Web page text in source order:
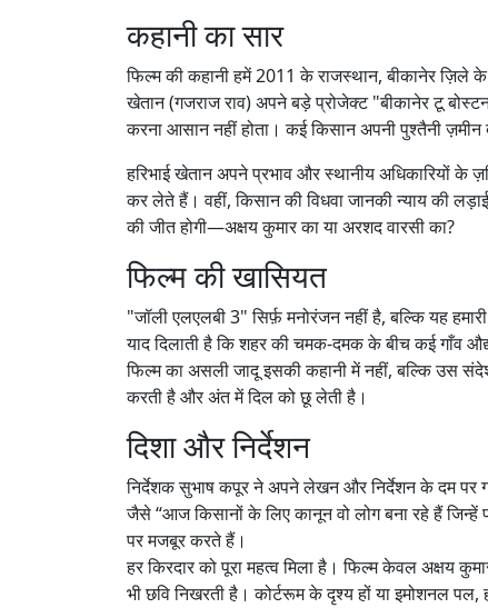
कहानी का सार
फिल्म की कहानी हमें 2011 के राजस्थान, बीकानेर ज़िले के
खेतान (गजराज राव) अपने बड़े प्रोजेक्ट "बीकानेर टू
करना आसान नहीं होता। कई किसान अपनी पुश्तैनी
हरिभाई खेतान अपने प्रभाव और स्थानीय अधिकारियों के
कर लेते हैं। वहीं, किसान की विधवा जानकी न्याय की
की जीत होगी—अक्षय कुमार का या अरशद वारसी का?
फिल्म की खासियत
"जॉली एलएलबी 3" सिर्फ़ मनोरंजन नहीं है, बल्कि यह
याद दिलाती है कि शहर की चमक-दमक के बीच कई गाँव
फिल्म का असली जादू इसकी कहानी में नहीं, बल्कि उस
करती है और अंत में दिल को छू लेती है।
दिशा और निर्देशन
निर्देशक सुभाष कपूर ने अपने लेखन और निर्देशन के दम पर
जैसे “आज किसानों के लिए कानून वो लोग बना रहे हैं
पर मजबूर करते हैं।
हर किरदार को पूरा महत्व मिला है। फिल्म केवल अक्षय
भी छवि निखरती है। कोर्टरूम के दृश्य हों या इमोशनल पल,